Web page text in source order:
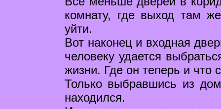
комнату, где выход там
уйти.
Вот наконец и входная
человеку удается
жизни. Где он теперь и что
Только выбравшись из
находился.